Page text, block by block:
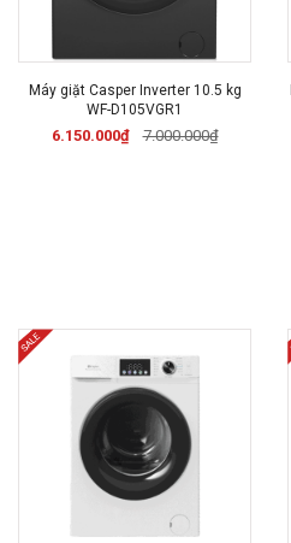
Máy giặt Casper Inverter 10.5 kg
WF-D105VGR1
6.150.000₫ 7.000.000₫